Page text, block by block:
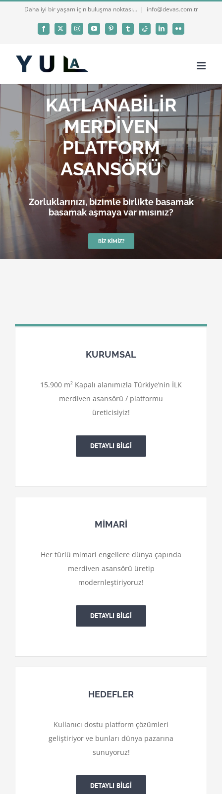
Daha iyi bir yaşam için buluşma noktası... | info@devas.com.tr
Facebook
X InstagramYouTubePinterestTumblrReddit LinkedInFlickr
KATLANABİLİR
MERDİVEN
PLATFORM
ASANSÖRÜ
Zorluklarınızı, bizimle birlikte basamak
basamak aşmaya var mısınız?
BIZ KIMIZ?
KURUMSAL
15.900 m² Kapalı alanımızla Türkiye’nin İLK
merdiven asansörü / platformu
üreticisiyiz!
DETAYLI BİLGİ
MİMARİ
Her türlü mimari engellere dünya çapında
merdiven asansörü üretip
modernleştiriyoruz!
DETAYLI BİLGİ
HEDEFLER
Kullanıcı dostu platform çözümleri
geliştiriyor ve bunları dünya pazarına
sunuyoruz!
DETAYLI BİLGİ